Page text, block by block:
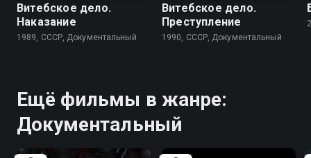
Витебское дело.
Наказание
1989, СССР, Документальный
Витебское дело.
Преступление
1990, СССР, Документальный
Ещё фильмы в жанре:
Документальный